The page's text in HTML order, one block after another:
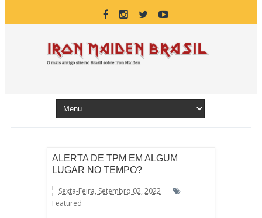
ALERTA DE TPM EM ALGUM
LUGAR NO TEMPO?
Sexta-Feira, Setembro 02, 2022
Featured